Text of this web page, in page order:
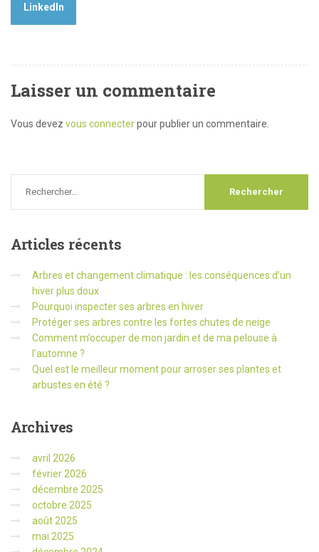
LinkedIn
Laisser un commentaire
Vous devez vous connecterpour publier un commentaire.
Articles récents
Arbres et changement climatique : les conséquences d’un
hiver plus doux
Pourquoi inspecter ses arbres en hiver
Protéger ses arbres contre les fortes chutes de neige
Comment m’occuper de mon jardin et de ma pelouse à
l’automne ?
Quel est le meilleur moment pour arroser ses plantes et
arbustes en été ?
Archives
avril 2026
février 2026
décembre 2025
octobre 2025
août 2025
mai 2025